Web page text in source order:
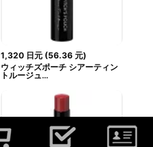
1,320 日元 (56.36 元)
ウィッチズポーチ シアーティン
トルージュ...